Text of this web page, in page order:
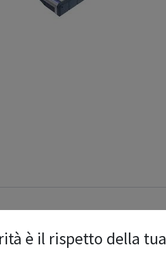
è il rispetto della tua